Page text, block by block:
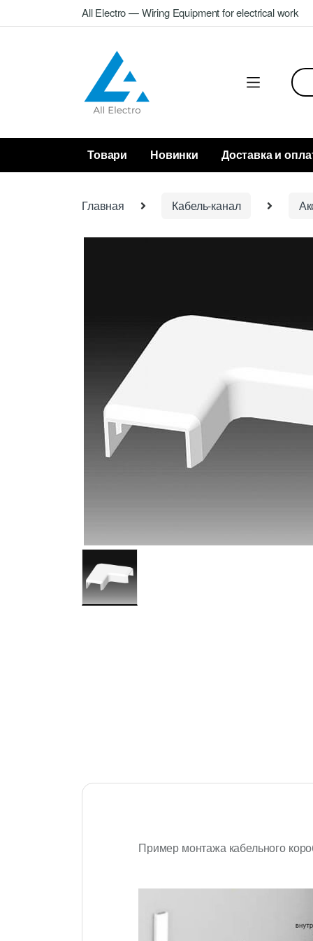
to
to
All Electro — Wiring Equipment for electrical work
for:
Товари Новинки Доставка и
Главная Кабель-канал
Пример монтажа кабельного